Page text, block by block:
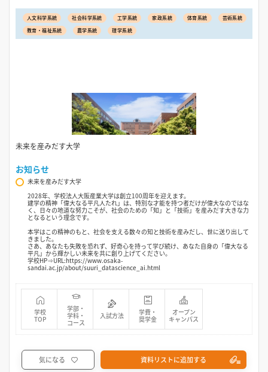
人文科学系統 社会科学系統 工学系統 家政系統 体育系統
芸術系統
教育・福祉系統
農学系統 理学系統
未来を産みだす大学
お知らせ
未来を産みだす大学
2028年、学校法人大阪産業大学は創立100周年を迎えます。
建学の精神「偉大なる平凡人たれ」は、特別な才能を持つ者だけが偉大なのではな
く、日々の地道な努力こそが、社会のための「知」と「技術」を産みだす大きな力
となるという理念です。
本学はこの精神のもと、社会を支える数々の知と技術を産みだし、世に送り出して
きました。
さあ、あなたも失敗を恐れず、好奇心を持って学び続け、あなた自身の「偉大なる
平凡」から輝かしい未来を共に創り上げてください。
学校HP⇒URL:https://www.osaka-
sandai.ac.jp/about/suuri_datascience_ai.html
学校
TOP
学部・
学科・
コース
入試方法
学費・
奨学金
オープン
キャンパス
気になる 資料リストに追加する